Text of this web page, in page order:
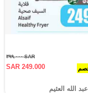
SAR ٣٩٩.٠٠٠
SAR 249.000
الله العثيم